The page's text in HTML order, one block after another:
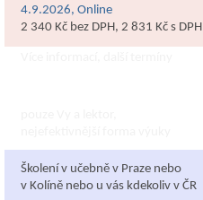
4.9.2026, Online
2 340 Kč bez DPH, 2 831 Kč s DPH
Školení v učebně v Praze nebo
v Kolíně nebo u vás kdekoliv v ČR